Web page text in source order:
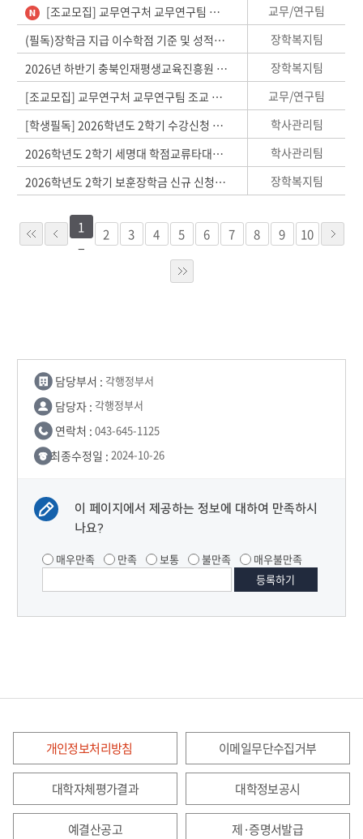
[조교모집] 교무연구처 교무연구팀 조교 모집 안내
교무/연구팀
(필독)장학금 지급 이수학점 기준 및 성적우수장학금 지급 규정 안내(수강신청시 유의)
장학복지팀
2026년 하반기 충북인재평생교육진흥원 장학생 선발 안내
장학복지팀
[조교모집] 교무연구처 교무연구팀 조교 모집 안내
교무/연구팀
[학생필독] 2026학년도 2학기 수강신청 장바구니 제도 안내
학사관리팀
2026학년도 2학기 세명대 학점교류타대학 학생을 위한 개설강좌 안내
학사관리팀
2026학년도 2학기 보훈장학금 신규 신청 안내
장학복지팀
1 2 3 4 5 6 7 8 9 10
담당부서 : 각행정부서
담당자 : 각행정부서
연락처 : 043-645-1125
최종수정일 : 2024-10-26
이 페이지에서 제공하는 정보에 대하여 만족하시
나요?
매우만족 만족 보통 불만족 매우불만족
개인정보처리방침 이메일무단수집거부
대학자체평가결과 대학정보공시
예결산공고 제·증명서발급